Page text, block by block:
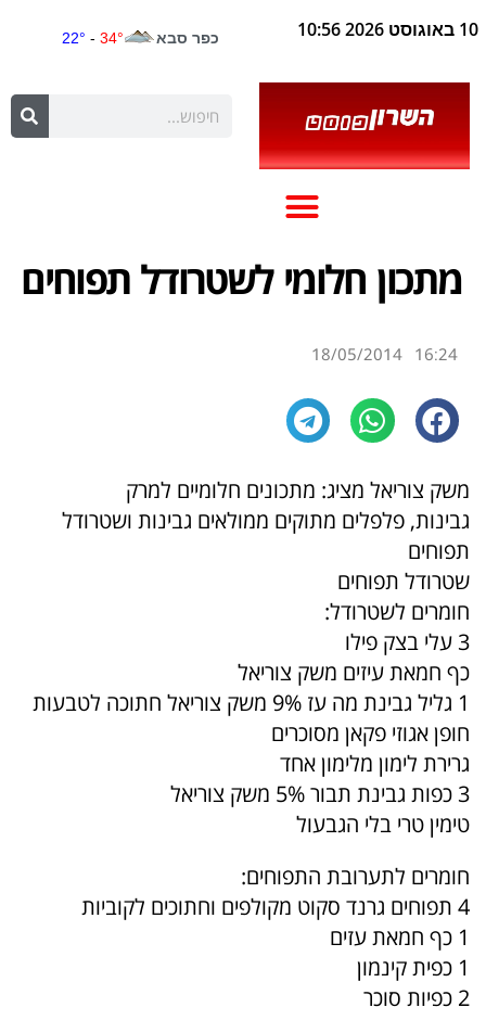
10 באוגוסט 2026 10:56
מתכון חלומי לשטרודל תפוחים
16:24
18/05/2014
משק צוריאל מציג: מתכונים חלומיים למרק
גבינות, פלפלים מתוקים ממולאים גבינות ושטרודל
תפוחים
שטרודל תפוחים
חומרים לשטרודל:
3 עלי בצק פילו
כף חמאת עיזים משק צוריאל
1 גליל גבינת מה עז 9% משק צוריאל חתוכה לטבעות
חופן אגוזי פקאן מסוכרים
גרירת לימון מלימון אחד
3 כפות גבינת תבור 5% משק צוריאל
טימין טרי בלי הגבעול
חומרים לתערובת התפוחים:
4 תפוחים גרנד סקוט מקולפים וחתוכים לקוביות
1 כף חמאת עזים
1 כפית קינמון
2 כפיות סוכר